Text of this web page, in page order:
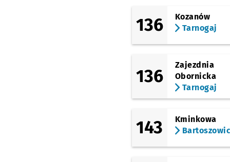
136
Kozanów
Tarnogaj
136
Zajezdnia
Obornicka
Tarnogaj
143
Kminkowa